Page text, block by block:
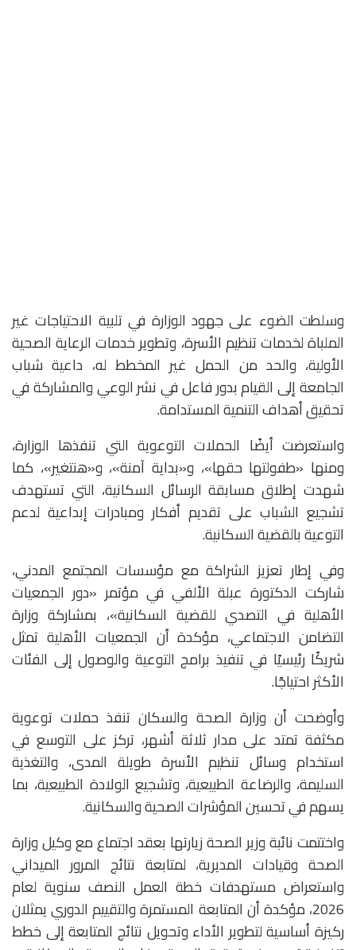
وسلطت الضوء على جهود الوزارة في تلبية الاحتياجات غير
الملباة لخدمات تنظيم الأسرة، وتطوير خدمات الرعاية الصحية
الأولية، والحد من الحمل غير المخطط له، داعية شباب
الجامعة إلى القيام بدور فاعل في نشر الوعي والمشاركة في
تحقيق أهداف التنمية المستدامة.
واستعرضت أيضًا الحملات التوعوية التي تنفذها الوزارة،
ومنها «طفولتها حقها»، و«بداية آمنة»، و«هنتغير»، كما
شهدت إطلاق مسابقة الرسائل السكانية، التي تستهدف
تشجيع الشباب على تقديم أفكار ومبادرات إبداعية لدعم
التوعية بالقضية السكانية.
وفي إطار تعزيز الشراكة مع مؤسسات المجتمع المدني،
شاركت الدكتورة عبلة الألفي في مؤتمر «دور الجمعيات
الأهلية في التصدي للقضية السكانية»، بمشاركة وزارة
التضامن الاجتماعي، مؤكدة أن الجمعيات الأهلية تمثل
شريكًا رئيسيًا في تنفيذ برامج التوعية والوصول إلى الفئات
الأكثر احتياجًا.
وأوضحت أن وزارة الصحة والسكان تنفذ حملات توعوية
مكثفة تمتد على مدار ثلاثة أشهر، تركز على التوسع في
استخدام وسائل تنظيم الأسرة طويلة المدى، والتغذية
السليمة، والرضاعة الطبيعية، وتشجيع الولادة الطبيعية، بما
يسهم في تحسين المؤشرات الصحية والسكانية.
واختتمت نائبة وزير الصحة زيارتها بعقد اجتماع مع وكيل وزارة
الصحة وقيادات المديرية، لمتابعة نتائج المرور الميداني
واستعراض مستهدفات خطة العمل النصف سنوية لعام
2026، مؤكدة أن المتابعة المستمرة والتقييم الدوري يمثلان
ركيزة أساسية لتطوير الأداء وتحويل نتائج المتابعة إلى خطط